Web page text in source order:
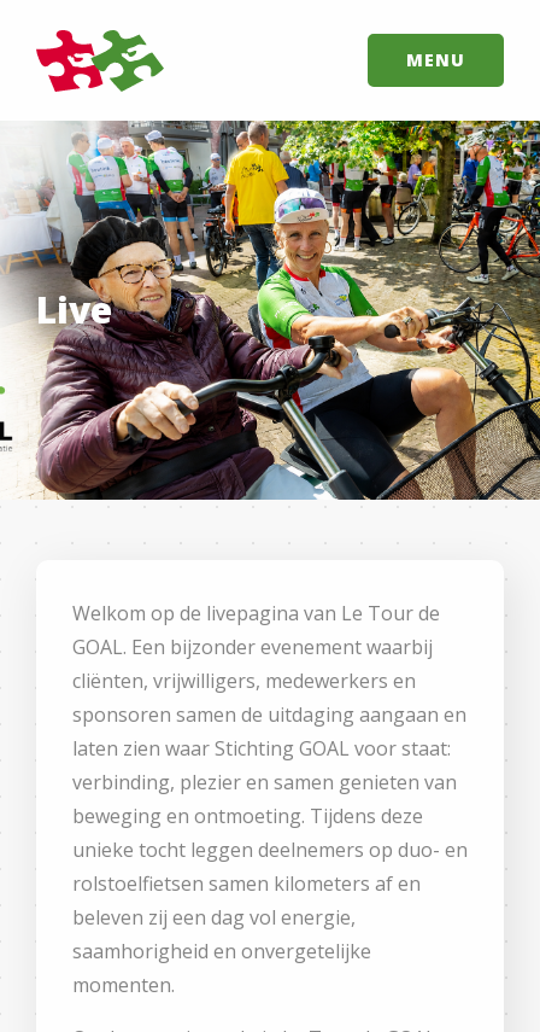
MENU
Live
Welkom op de livepagina van Le Tour de
GOAL. Een bijzonder evenement waarbij
cliënten, vrijwilligers, medewerkers en
sponsoren samen de uitdaging aangaan en
laten zien waar Stichting GOAL voor staat:
verbinding, plezier en samen genieten van
beweging en ontmoeting. Tijdens deze
unieke tocht leggen deelnemers op duo- en
rolstoelfietsen samen kilometers af en
beleven zij een dag vol energie,
saamhorigheid en onvergetelijke
momenten.